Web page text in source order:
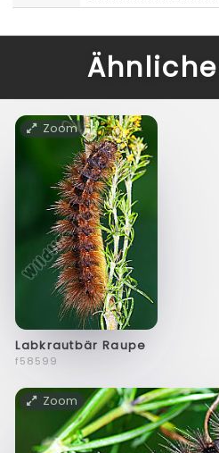
Zoom
Labkrautbär Raupe
f58599
Zoom